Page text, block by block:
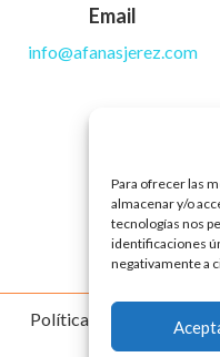
Para ofrecer las
almacenar y/o
tecnologías nos
identificaciones
negativamente a
Email
info@afanasjerez.com
Política de Cookies